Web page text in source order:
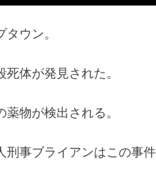
ウン。
体が発見された。
物が検出される。
刑事ブライアンはこの事件